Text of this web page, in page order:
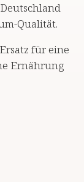
Qualität.
für eine
Ernährung